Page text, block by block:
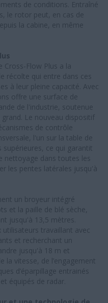
de conditions. Entraîné
le rotor peut, en cas de
la cabine, en même
Cross-Flow Plus a la
récolte qui entre dans ces
à leur pleine capacité. Avec
offre une surface de
de l'industrie, soutenue
Le nouveau dispositif
de contrôle
l'un sur la table de
ce qui garantit
nettoyage dans toutes les
les pentes latérales jusqu'à
un broyeur intégré
et la paille de blé sèche,
jusqu'à 13,5 mètres.
travaillant avec
et recherchant un
jusqu'à 18 m et
la vitesse, de l’engagement
d’éparpillage entrainés
équipés de radar.